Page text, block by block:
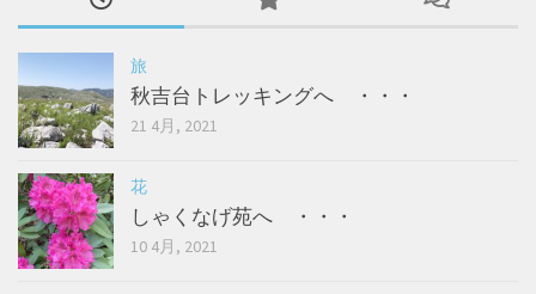
旅
秋吉台トレッキングへ ・・・
21 4月, 2021
花
しゃくなげ苑へ ・・・
10 4月, 2021